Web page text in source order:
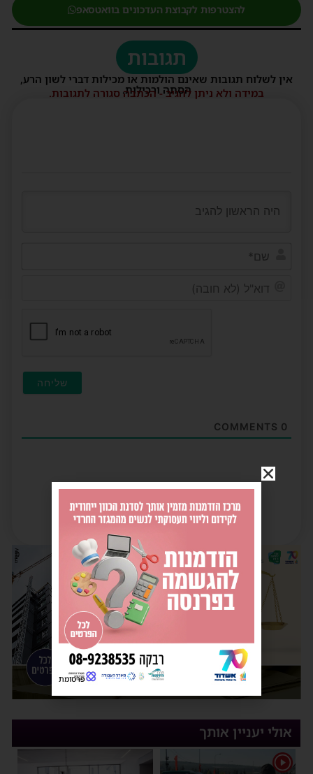
להצטרפות לקבוצת העדכונים בוואטסאפ
תגובות
אין לשלוח תגובות שאינם הולמות או מכילות דברי לשון הרע,
הסתה ורכילות.
במידה ולא ניתן להגיב - הכתבה סגורה לתגובות.
0
אולי יעניין אותך
1
פרסומת